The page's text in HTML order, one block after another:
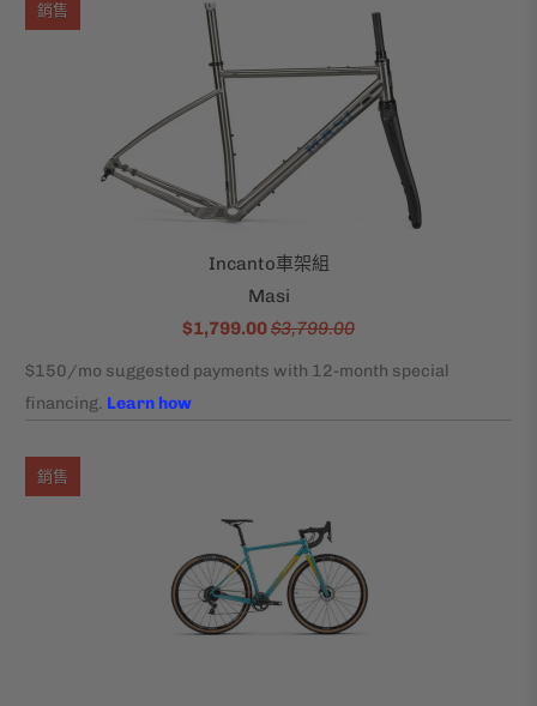
Incanto車架組
Masi
$1,799.00$3,799.00
銷售
銷售